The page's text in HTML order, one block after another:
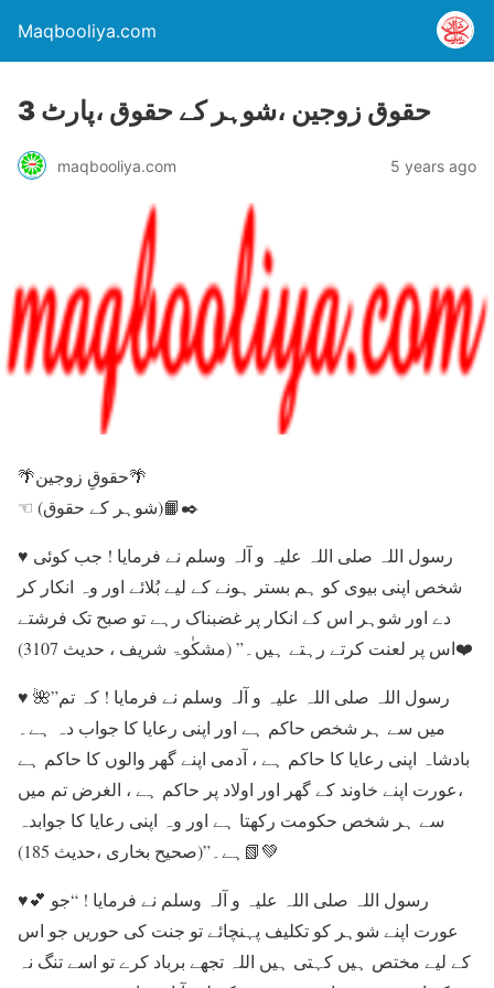
Maqbooliya.com
حقوق زوجین ،شوہر کے حقوق ،پارٹ 3
maqbooliya.com 5 years ago
🌴حقوقِ زوجین🌴
☜︎︎︎ (شوہر کے حقوق)📙✒️
♥︎ رسول اللہ صلی اللہ علیہ و آلہ وسلم نے فرمایا ! جب کوئی
شخص اپنی بیوی کو ہم بستر ہونے کے لیے بُلائے اور وہ انکار کر
دے اور شوہر اس کے انکار پر غضبناک رہے تو صبح تک فرشتے
اس پر لعنت کرتے رہتے ہیں۔” (مشکٰوۃ شریف ، حدیث 3107)❤️
♥︎ 🌺”رسول اللہ صلی اللہ علیہ و آلہ وسلم نے فرمایا ! کہ تم
میں سے ہر شخص حاکم ہے اور اپنی رعایا کا جواب دہ ہے۔
بادشاہ اپنی رعایا کا حاکم ہے ، آدمی اپنے گھر والوں کا حاکم ہے
،عورت اپنے خاوند کے گھر اور اولاد پر حاکم ہے ، الغرض تم میں
سے ہر شخص حکومت رکھتا ہے اور وہ اپنی رعایا کا جوابدہ
ہے۔”(صحیح بخاری ،حدیث 185)📗💚
♥︎💕 رسول اللہ صلی اللہ علیہ و آلہ وسلم نے فرمایا ! “جو
عورت اپنے شوہر کو تکلیف پہنچائے تو جنت کی حوریں جو اس
کے لیے مختص ہیں کہتی ہیں اللہ تجھے برباد کرے تو اسے تنگ نہ